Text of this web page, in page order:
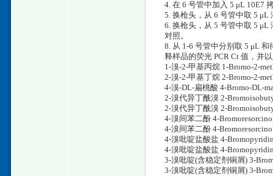
4. 在 6 号管中加入 5 μL 10E7
5. 换枪头，从 6 号管中取 5 μL
6. 换枪头，从 5 号管中取 5
对照。
8. 从 1-6 号管中分别取 5 μL
释样品的荧光 PCR Ct 值，并
1-溴-2-甲基丙烷 1-Bromo-2-
2-溴-2-甲基丁烷 2-Bromo-2-
4-溴-DL-扁桃酸 4-Bromo-DL-
2-溴代异丁酰溴 2-
2-溴代异丁酰溴 2-
4-溴间苯二酚 4-
4-溴间苯二酚 4-
4-溴吡啶盐酸盐 4-
4-溴吡啶盐酸盐 4-
3-溴吡啶(含稳定剂铜屑) 3-
3-溴吡啶(含稳定剂铜屑) 3-